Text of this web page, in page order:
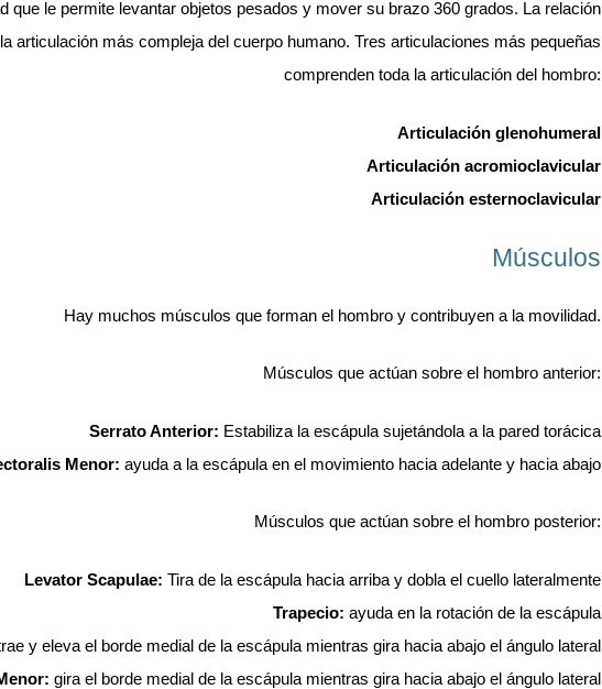
que le permite levantar objetos pesados ​​y mover su brazo 360 grados. La relación
articulación más compleja del cuerpo humano. Tres articulaciones más pequeñas
comprenden toda la articulación del hombro:
Articulación glenohumeral
Articulación acromioclavicular
Articulación esternoclavicular
Músculos
Hay muchos músculos que forman el hombro y contribuyen a la movilidad.
Músculos que actúan sobre el hombro anterior:
Serrato Anterior: Estabiliza la escápula sujetándola a la pared torácica
Menor: ayuda a la escápula en el movimiento hacia adelante y hacia abajo
Músculos que actúan sobre el hombro posterior:
Levator Scapulae: Tira de la escápula hacia arriba y dobla el cuello lateralmente
Trapecio: ayuda en la rotación de la escápula
y eleva el borde medial de la escápula mientras gira hacia abajo el ángulo lateral
gira el borde medial de la escápula mientras gira hacia abajo el ángulo lateral